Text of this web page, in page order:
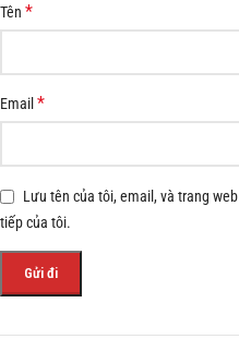
Tên *
Email *
Lưu tên của tôi, email, và trang
tiếp của tôi.